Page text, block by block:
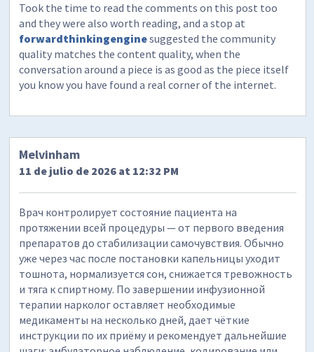
Took the time to read the comments on this post too
and they were also worth reading, and a stop at
forwardthinkingenginesuggested the community
quality matches the content quality, when the
conversation around a piece is as good as the piece itself
you know you have found a real corner of the internet.
Melvinham
11 de julio de 2026 at 12:32 PM
Врач контролирует состояние пациента на
протяжении всей процедуры — от первого введения
препаратов до стабилизации самочувствия. Обычно
уже через час после постановки капельницы уходит
тошнота, нормализуется сон, снижается тревожность
и тяга к спиртному. По завершении инфузионной
терапии нарколог оставляет необходимые
медикаменты на несколько дней, дает чёткие
инструкции по их приёму и рекомендует дальнейшие